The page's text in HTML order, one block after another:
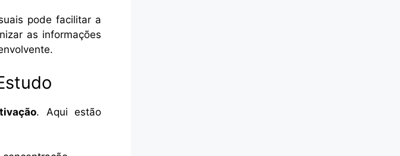
pode facilitar a
as informações
. Aqui estão